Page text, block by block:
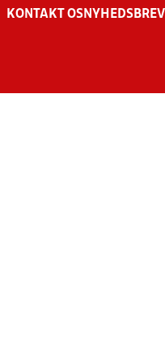
KONTAKT OS NYHEDSBREV